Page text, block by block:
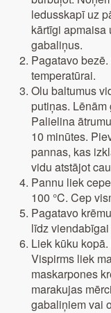
ledusskapī uz
kārtīgi apmaisa
gabaliņus.
Pagatavo
temperatūrai.
Olu baltumus
putiņas. Lēnām
Palielina
10 minūtes.
pannas, kas
vidu atstājot
Pannu liek
100 °C. Cep
Pagatavo
līdz
Liek kūku
Vispirms liek
maskarpones
marakujas
gabaliņiem vai